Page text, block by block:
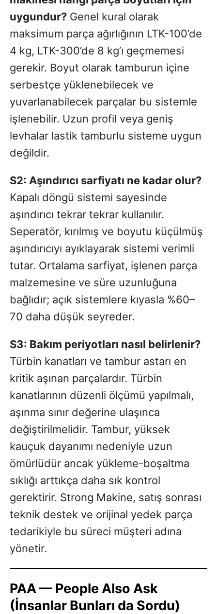
uygundur? Genel kural olarak
maksimum parça ağırlığının LTK-100’de
4 kg, LTK-300’de 8 kg’ı geçmemesi
gerekir. Boyut olarak tamburun içine
serbestçe yüklenebilecek ve
yuvarlanabilecek parçalar bu sistemle
işlenebilir. Uzun profil veya geniş
levhalar lastik tamburlu sisteme uygun
değildir.
S2: Aşındırıcı sarfiyatı ne kadar olur?
Kapalı döngü sistemi sayesinde
aşındırıcı tekrar tekrar kullanılır.
Seperatör, kırılmış ve boyutu küçülmüş
aşındırıcıyı ayıklayarak sistemi verimli
tutar. Ortalama sarfiyat, işlenen parça
malzemesine ve süre uzunluğuna
bağlıdır; açık sistemlere kıyasla %60–
70 daha düşük seyreder.
S3: Bakım periyotları nasıl belirlenir?
Türbin kanatları ve tambur astarı en
kritik aşınan parçalardır. Türbin
kanatlarının düzenli ölçümü yapılmalı,
aşınma sınır değerine ulaşınca
değiştirilmelidir. Tambur, yüksek
kauçuk dayanımı nedeniyle uzun
ömürlüdür ancak yükleme-boşaltma
sıklığı arttıkça daha sık kontrol
gerektirir. Strong Makine, satış sonrası
teknik destek ve orijinal yedek parça
tedarikiyle bu süreci müşteri adına
yönetir.
PAA — People Also Ask
(İnsanlar Bunları da Sordu)